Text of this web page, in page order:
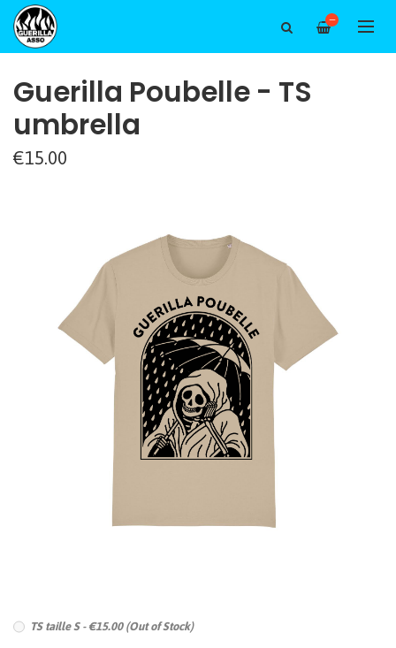
—
Guerilla Poubelle - TS
umbrella
€15.00
TS taille S - €15.00 (Out of Stock)